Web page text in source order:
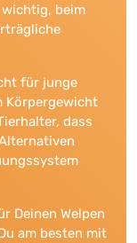
wichtig, beim
für junge
Körpergewicht
dass
Deinen Welpen
am besten mit